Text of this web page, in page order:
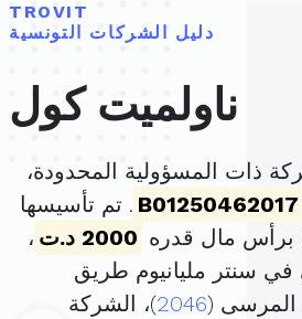
TROVIT
دليل الشركات التونسية
ناولميت كول
ذات المسؤولية المحدودة،
B01250462017 . تم تأسيسها
2000 د.ت
،
في سنتر مليانيوم طريق
المرسى (2046)، الشركة